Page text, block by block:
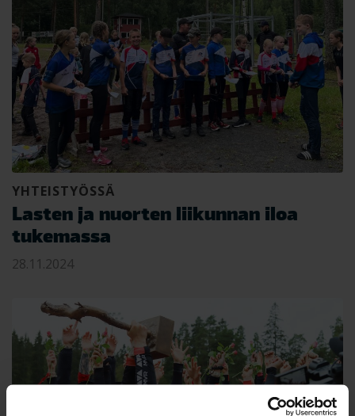
YHTEISTYÖSSÄ
Lasten ja nuorten liikunnan iloa
tukemassa
28.11.2024